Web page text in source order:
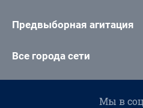
Предвыборная агитация
Все города сети
Мы в